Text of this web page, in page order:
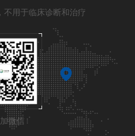
不用于临床诊断和治疗
微信